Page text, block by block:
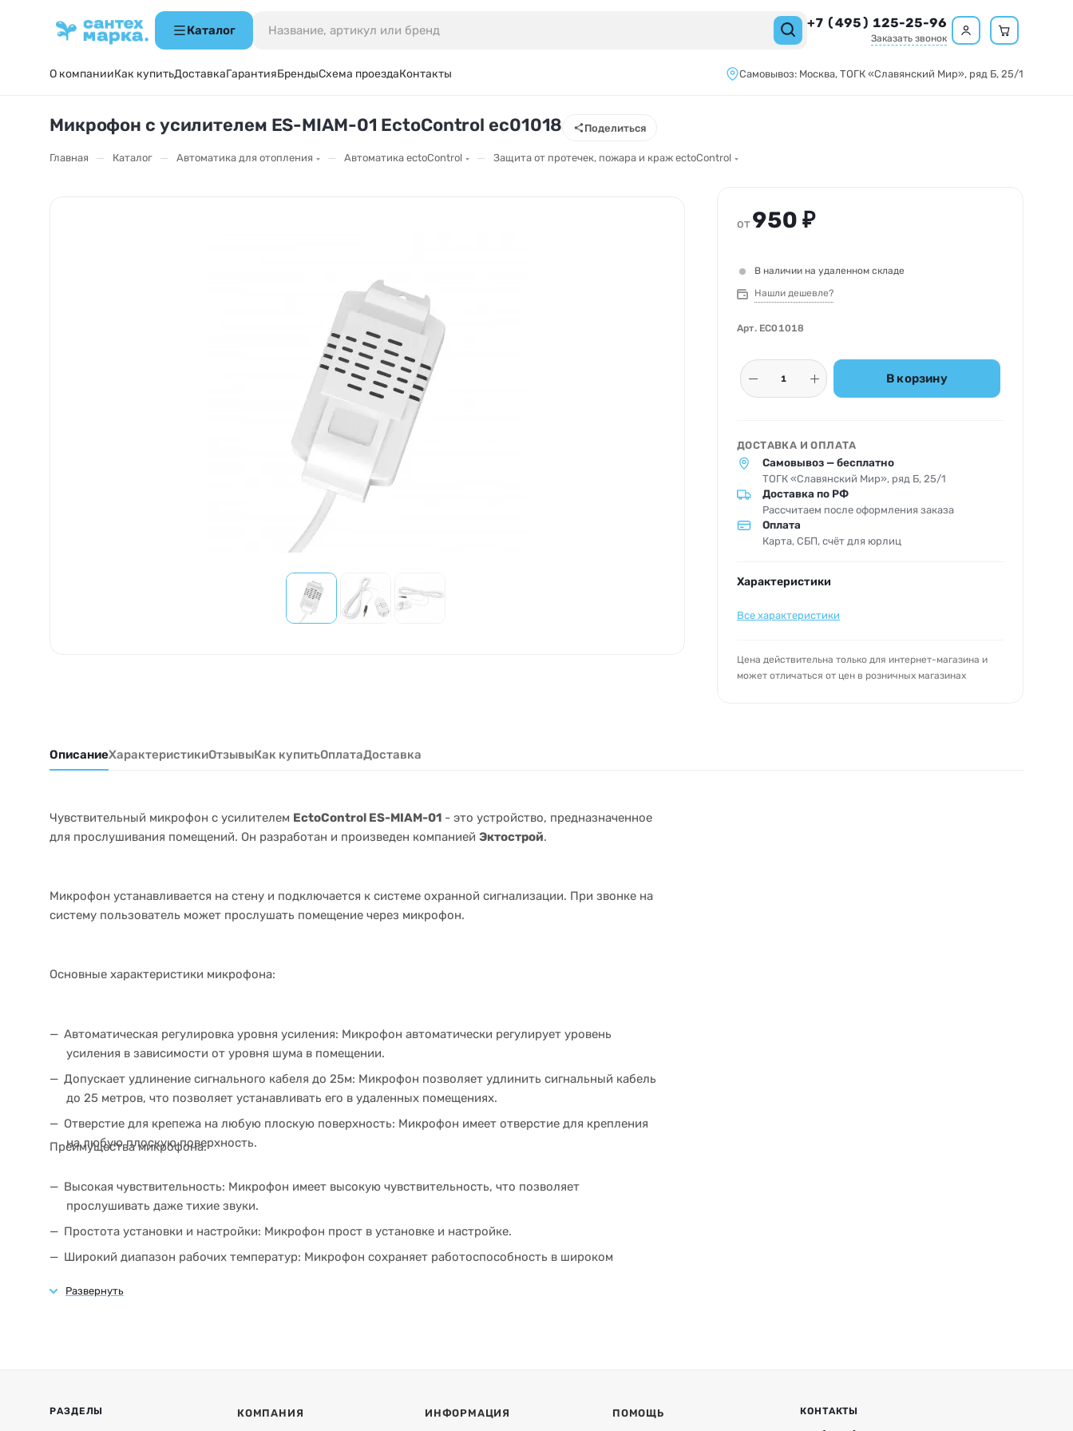
Каталог +7 (495) 125-25-96
Заказать звонок
О компанииКак купитьДоставкаГарантияБрендыСхема проездаКонтакты Самовывоз: Москва, ТОГК «Славянский Мир», ряд Б, 25/1
Поделиться
Микрофон с усилителем ES-MIAM-01 EctoControl ec01018
Главная — Каталог — Автоматика для отопления — Автоматика ectoControl — Защита от протечек, пожара и краж ectoControl
ОписаниеХарактеристикиОтзывыКак купитьОплатаДоставка
Чувствительный микрофон с усилителем EctoControl ES-MIAM-01 - это устройство, предназначенное
для прослушивания помещений. Он разработан и произведен компанией Эктострой.
Микрофон устанавливается на стену и подключается к системе охранной сигнализации. При звонке на
систему пользователь может прослушать помещение через микрофон.
Основные характеристики микрофона:
Автоматическая регулировка уровня усиления: Микрофон автоматически регулирует уровень
усиления в зависимости от уровня шума в помещении.
Допускает удлинение сигнального кабеля до 25м: Микрофон позволяет удлинить сигнальный кабель
до 25 метров, что позволяет устанавливать его в удаленных помещениях.
Отверстие для крепежа на любую плоскую поверхность: Микрофон имеет отверстие для крепления
на любую плоскую поверхность.
Преимущества микрофона:
Высокая чувствительность: Микрофон имеет высокую чувствительность, что позволяет
прослушивать даже тихие звуки.
Простота установки и настройки: Микрофон прост в установке и настройке.
Широкий диапазон рабочих температур: Микрофон сохраняет работоспособность в широком
от950 ₽
В наличии на удаленном складе
Нашли дешевле?
Арт. EC01018
В корзину
Характеристики
Все характеристики
Цена действительна только для интернет-магазина и
может отличаться от цен в розничных магазинах
ДОСТАВКА И ОПЛАТА
Самовывоз — бесплатно
ТОГК «Славянский Мир», ряд Б, 25/1
Доставка по РФ
Рассчитаем после оформления заказа
Оплата
Карта, СБП, счёт для юрлиц
РАЗДЕЛЫ КОМПАНИЯ ИНФОРМАЦИЯ ПОМОЩЬ КОНТАКТЫ